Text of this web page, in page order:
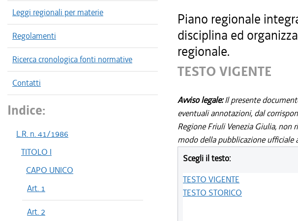
Leggi regionali per materie
Regolamenti
Ricerca cronologica fonti normative
Contatti
Indice:
L.R. n. 41/1986
TITOLO I
CAPO UNICO
Art. 1
Art. 2
Piano regionale
disciplina ed
regionale.
TESTO VIGENTE
Avviso legale:Il presente
eventuali annotazioni, dal
Regione Friuli Venezia Giulia,
modo della pubblicazione ufficiale
Scegli il testo:
TESTO VIGENTE
TESTO STORICO